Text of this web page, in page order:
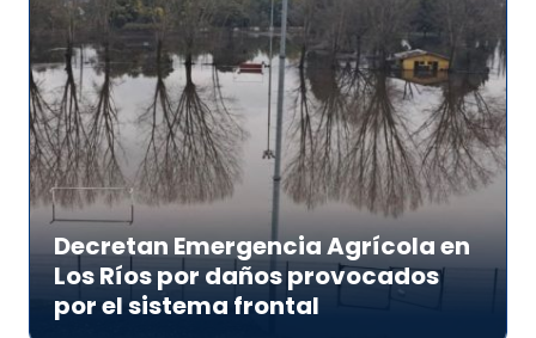
Decretan Emergencia Agrícola en
Los Ríos por daños provocados
por el sistema frontal